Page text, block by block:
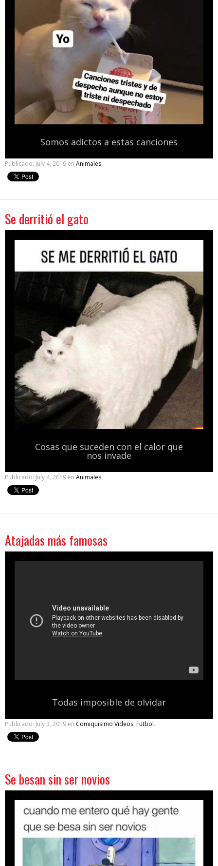
Somos adictos a estas canciones
Publicado: July 4, 2019 en Animales.
Se derritió el gato
Cosas que suceden con el calor que
nos invade
Publicado: July 4, 2019 en Animales.
Atajadas más famosas
Todas imposible de olvidar
Publicado: July 3, 2019 en Comiquisimo Videos, Futbol.
Se besan sin ser novios